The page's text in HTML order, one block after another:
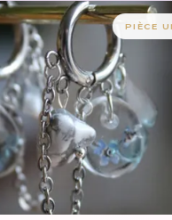
PIÈCE